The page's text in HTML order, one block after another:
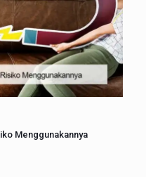
Menggunakannya